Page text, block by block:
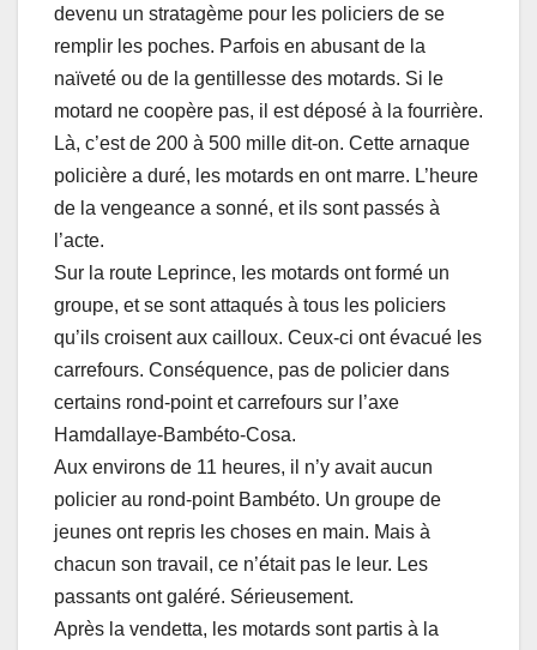
devenu un stratagème pour les policiers de se
remplir les poches. Parfois en abusant de la
naïveté ou de la gentillesse des motards. Si le
motard ne coopère pas, il est déposé à la fourrière.
Là, c’est de 200 à 500 mille dit-on. Cette arnaque
policière a duré, les motards en ont marre. L’heure
de la vengeance a sonné, et ils sont passés à
l’acte.
Sur la route Leprince, les motards ont formé un
groupe, et se sont attaqués à tous les policiers
qu’ils croisent aux cailloux. Ceux-ci ont évacué les
carrefours. Conséquence, pas de policier dans
certains rond-point et carrefours sur l’axe
Hamdallaye-Bambéto-Cosa.
Aux environs de 11 heures, il n’y avait aucun
policier au rond-point Bambéto. Un groupe de
jeunes ont repris les choses en main. Mais à
chacun son travail, ce n’était pas le leur. Les
passants ont galéré. Sérieusement.
Après la vendetta, les motards sont partis à la